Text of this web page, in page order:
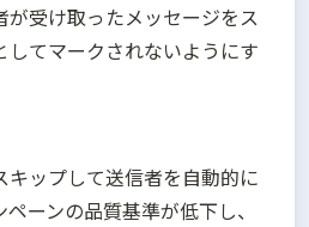
が受け取ったメッセージをス
してマークされないようにす
キップして送信者を自動的に
ーンの品質基準が低下し、